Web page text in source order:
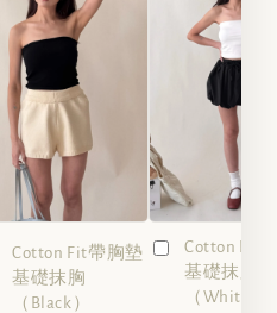
Cotton Fit帶胸墊
基礎抹胸
（Black）
Cotton Fit
基礎抹胸
（White）